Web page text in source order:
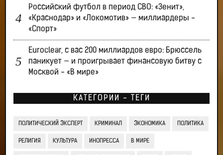
Российский футбол в период СВО: «Зенит»,
«Краснодар» и «Локомотив» — миллиардеры -
«Спорт»
Euroclear, с вас 200 миллиардов евро: Брюссель
паникует — и проигрывает финансовую битву с
Москвой - «В мире»
КАТЕГОРИИ - ТЕГИ
ПОЛИТИЧЕСКИЙ ЭКСПЕРТ КРИМИНАЛ ЭКОНОМИКА ПОЛИТИКА
РЕЛИГИЯ КУЛЬТУРА ИНОПРЕССА В МИРЕ